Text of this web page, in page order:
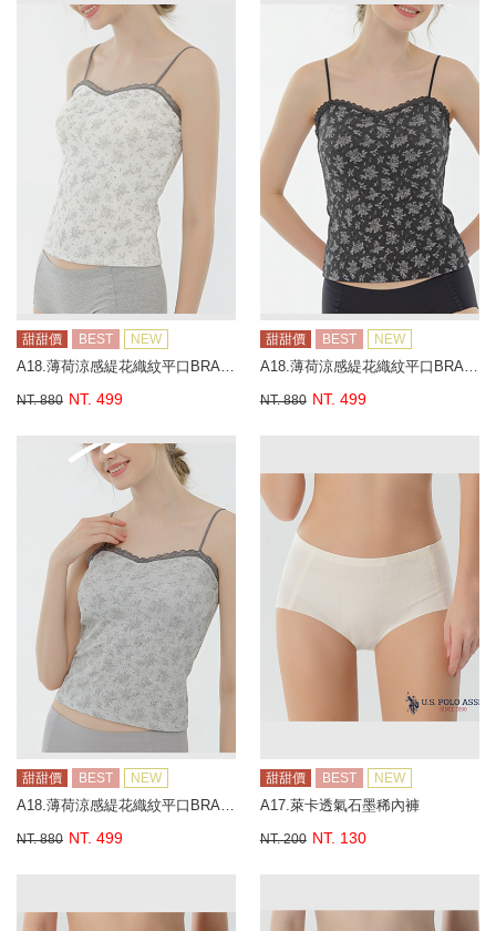
甜甜價 BEST NEW
A18.薄荷涼感緹花織紋平口BRA背心
NT. 880 NT. 499
甜甜價 BEST NEW
A18.薄荷涼感緹花織紋平口BRA背心
NT. 880 NT. 499
甜甜價 BEST NEW
A18.薄荷涼感緹花織紋平口BRA背心
NT. 880 NT. 499
甜甜價 BEST NEW
A17.萊卡透氣石墨稀內褲
NT. 200 NT. 130